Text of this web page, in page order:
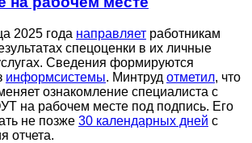
2025 года направляет работникам
спецоценки в их личные
Сведения формируются
информсистемы. Минтруд отметил, что
ознакомление специалиста с
на рабочем месте под подпись. Его
не позже 30 календарных дней с
отчета.